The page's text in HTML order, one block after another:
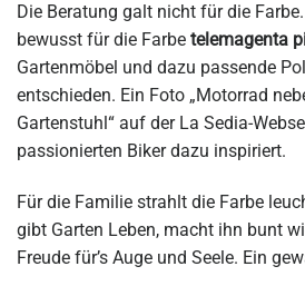
Die Beratung galt nicht für die
bewusst für die Farbe telemagenta
Gartenmöbel und dazu passende
entschieden. Ein Foto „Motorrad
Gartenstuhl“ auf der La Sedia-
passionierten Biker dazu inspiriert.
Für die Familie strahlt die Farbe
gibt Garten Leben, macht ihn bunt
Freude für’s Auge und Seele. Ein